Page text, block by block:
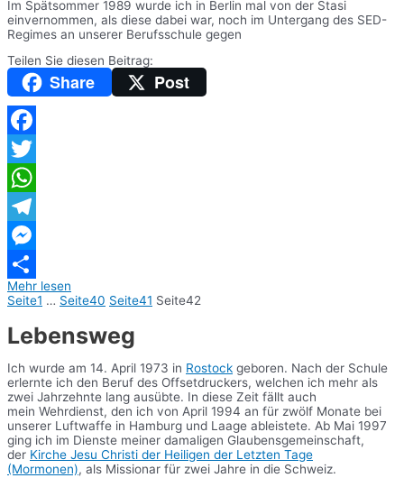
Im Spätsommer 1989 wurde ich in Berlin mal von der Stasi
einvernommen, als diese dabei war, noch im Untergang des SED-
Regimes an unserer Berufsschule gegen
Teilen Sie diesen Beitrag:
Share Post
Facebook
Twitter
WhatsApp
Telegram
Messenger
Teilen
Mehr lesen
Seite1 … Seite40 Seite41 Seite42
Lebensweg
Ich wurde am 14. April 1973 in Rostock geboren. Nach der Schule
erlernte ich den Beruf des Offsetdruckers, welchen ich mehr als
zwei Jahrzehnte lang ausübte. In diese Zeit fällt auch
mein Wehrdienst, den ich von April 1994 an für zwölf Monate bei
unserer Luftwaffe in Hamburg und Laage ableistete. Ab Mai 1997
ging ich im Dienste meiner damaligen Glaubensgemeinschaft,
der Kirche Jesu Christi der Heiligen der Letzten Tage
(Mormonen), als Missionar für zwei Jahre in die Schweiz.